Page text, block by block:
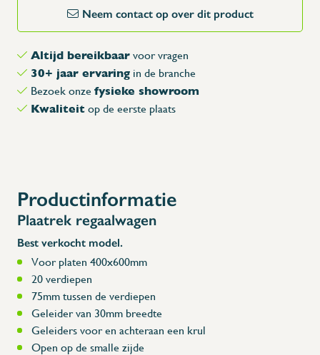
Neem contact op over dit product
Altijd bereikbaar voor vragen
30+ jaar ervaring in de branche
Bezoek onze fysieke showroom
Kwaliteit op de eerste plaats
Productinformatie
Plaatrek regaalwagen
Best verkocht model.
Voor platen 400x600mm
20 verdiepen
75mm tussen de verdiepen
Geleider van 30mm breedte
Geleiders voor en achteraan een krul
Open op de smalle zijde